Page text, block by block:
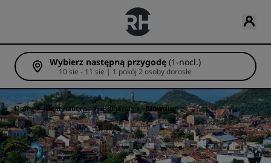
Wybierz następną przygodę (1-nocl.)
10 sie - 11 sie | 1 pokój 2 osoby dorosłe
Dom Destinations Bułgaria Płowdiw